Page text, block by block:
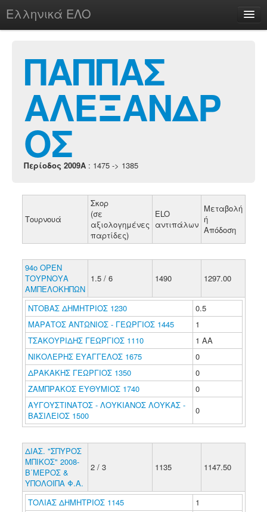
Ελληνικά ΕΛΟ
chesstu.be @ discord
Login
ΠΑΠΠΑΣ
ΑΛΕΞΑΝΔΡ
ΟΣ
Περίοδος 2009A : 1475 -> 1385
Τουρνουά
Σκορ
(σε
αξιολογημένες
παρτίδες)
ELO
αντιπάλων
Μεταβολή
ή
Απόδοση
94o ΟΡΕΝ
ΤΟΥΡΝΟΥΑ
ΑΜΠΕΛΟΚΗΠΩΝ
1.5 / 6 1490 1297.00
ΝΤΟΒΑΣ ΔΗΜΗΤΡΙΟΣ 1230
0.5
ΜΑΡΑΤΟΣ ΑΝΤΩΝΙΟΣ - ΓΕΩΡΓΙΟΣ 1445
1
ΤΣΑΚΟΥΡΙΔΗΣ ΓΕΩΡΓΙΟΣ 1110
1 ΑΑ
ΝΙΚΟΛΕΡΗΣ ΕΥΑΓΓΕΛΟΣ 1675
0
ΔΡΑΚΑΚΗΣ ΓΕΩΡΓΙΟΣ 1350
0
ΖΑΜΠΡΑΚΟΣ ΕΥΘΥΜΙΟΣ 1740
0
ΑΥΓΟΥΣΤΙΝΑΤΟΣ - ΛΟΥΚΙΑΝΟΣ ΛΟΥΚΑΣ -
ΒΑΣΙΛΕΙΟΣ 1500
0
ΔΙΑΣ. "ΣΠΥΡΟΣ
ΜΠΙΚΟΣ" 2008-
Β΄ΜΕΡΟΣ &
ΥΠΟΛΟΙΠΑ Φ.Α.
2 / 3 1135 1147.50
ΤΟΛΙΑΣ ΔΗΜΗΤΡΙΟΣ 1145
1